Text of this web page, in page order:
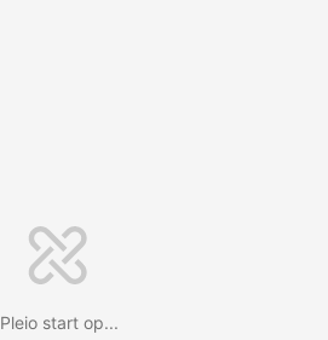
Pleio start op...